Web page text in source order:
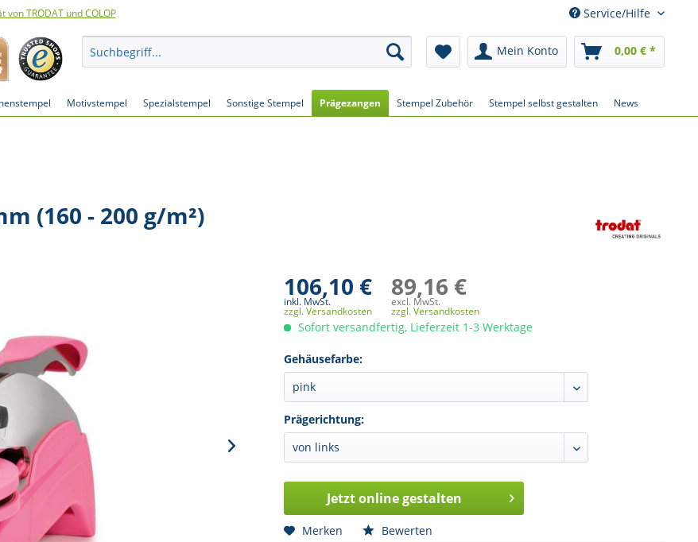
von TRODAT und COLOP Service/Hilfe
Mein Konto 0,00 € *
Motivstempel Spezialstempel Sonstige Stempel Prägezangen Stempel Zubehör Stempel selbst gestalten News
(160 - 200 g/m²)
106,10 €
inkl. MwSt.
zzgl. Versandkosten
89,16 €
excl. MwSt.
zzgl. Versandkosten
Sofort versandfertig, Lieferzeit 1-3 Werktage
Gehäusefarbe:
Prägerichtung:
Jetzt online gestalten
Merken Bewerten